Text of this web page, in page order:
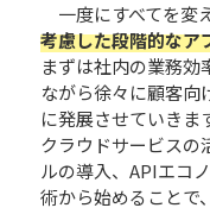
一度にすべてを変
考慮した段階的なア
まずは社内の業務
ながら徐々に顧客向
に発展させていきま
クラウドサービスの
ルの導入、APIエコ
術から始めることで